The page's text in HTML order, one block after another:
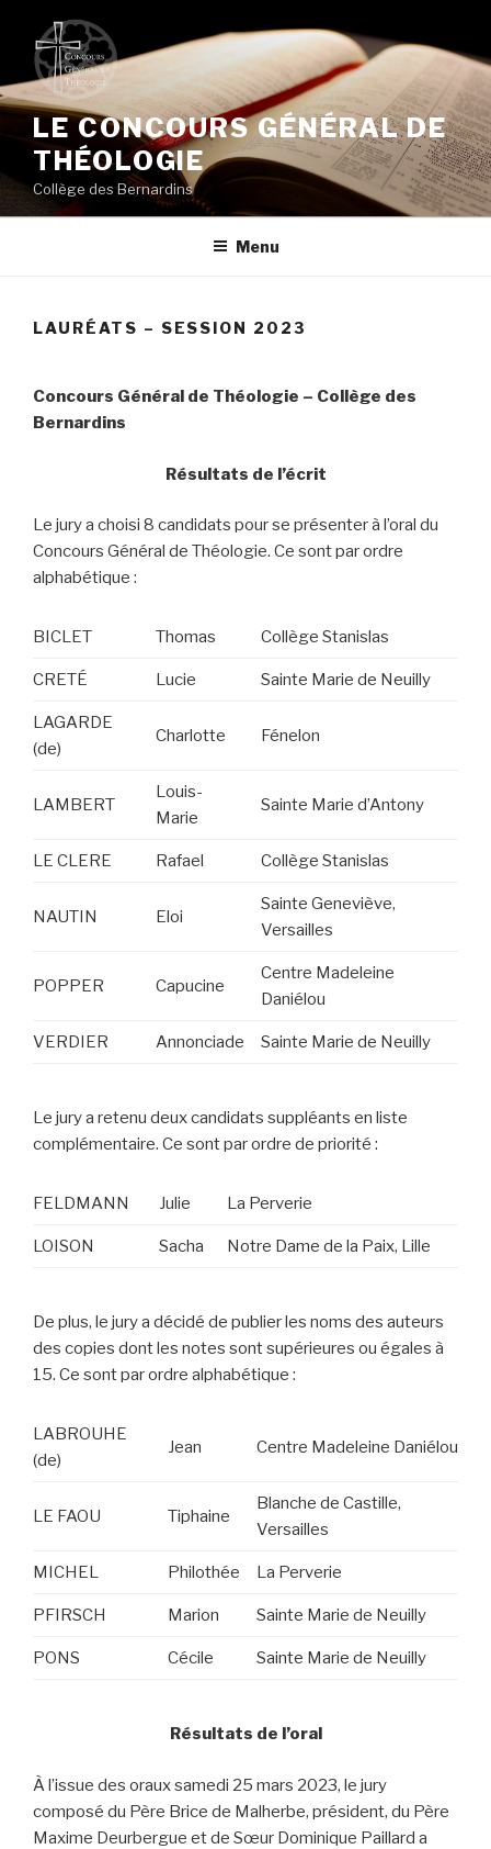
contenu
principal
LE CONCOURS GÉNÉRAL DE
THÉOLOGIE
Collège des Bernardins
Menu
LAURÉATS – SESSION 2023
Concours Général de Théologie – Collège des
Bernardins
Résultats de l’écrit
Le jury a choisi 8 candidats pour se présenter à l’oral du
Concours Général de Théologie. Ce sont par ordre
alphabétique :
BICLET Thomas Collège Stanislas
CRETÉ Lucie Sainte Marie de Neuilly
LAGARDE
(de)
Charlotte Fénelon
LAMBERT
Louis-
Marie
Sainte Marie d’Antony
LE CLERE Rafael Collège Stanislas
NAUTIN Eloi
Sainte Geneviève,
Versailles
POPPER Capucine
Centre Madeleine
Daniélou
VERDIER Annonciade Sainte Marie de Neuilly
Le jury a retenu deux candidats suppléants en liste
complémentaire. Ce sont par ordre de priorité :
FELDMANN Julie La Perverie
LOISON Sacha Notre Dame de la Paix, Lille
De plus, le jury a décidé de publier les noms des auteurs
des copies dont les notes sont supérieures ou égales à
15. Ce sont par ordre alphabétique :
LABROUHE
(de)
Jean Centre Madeleine Daniélou
LE FAOU Tiphaine
Blanche de Castille,
Versailles
MICHEL Philothée La Perverie
PFIRSCH Marion Sainte Marie de Neuilly
PONS Cécile Sainte Marie de Neuilly
Résultats de l’oral
À l’issue des oraux samedi 25 mars 2023, le jury
composé du Père Brice de Malherbe, président, du Père
Maxime Deurbergue et de Sœur Dominique Paillard a